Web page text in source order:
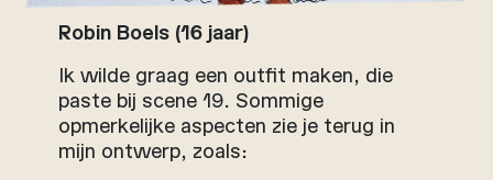
Robin Boels (16 jaar)
Ik wilde graag een outfit maken, die
paste bij scene 19. Sommige
opmerkelijke aspecten zie je terug in
mijn ontwerp, zoals: